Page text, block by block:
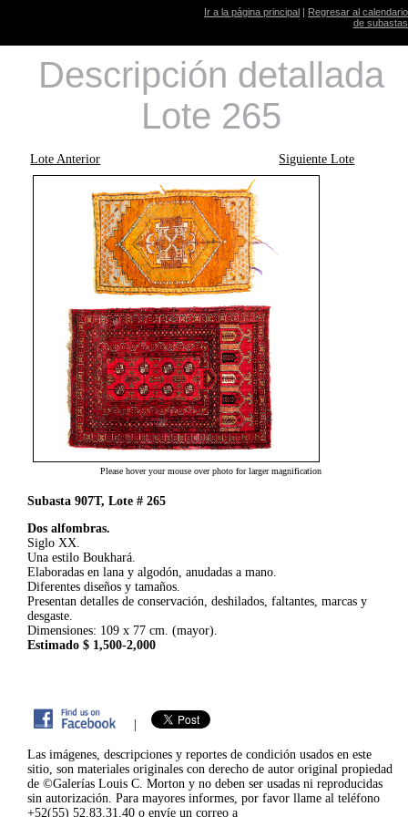
Ir a la página principal | Regresar al calendario
de subastas
Descripción detallada
Lote 265
Lote Anterior Siguiente Lote
Please hover your mouse over photo for larger magnification
Subasta 907T, Lote # 265
Dos alfombras.
Siglo XX.
Una estilo Boukhará.
Elaboradas en lana y algodón, anudadas a mano.
Diferentes diseños y tamaños.
Presentan detalles de conservación, deshilados, faltantes, marcas y
desgaste.
Dimensiones: 109 x 77 cm. (mayor).
Estimado $ 1,500-2,000
|
Las imágenes, descripciones y reportes de condición usados en este
sitio, son materiales originales con derecho de autor original propiedad
de ©Galerías Louis C. Morton y no deben ser usadas ni reproducidas
sin autorización. Para mayores informes, por favor llame al teléfono
+52(55) 52.83.31.40 o envíe un correo a